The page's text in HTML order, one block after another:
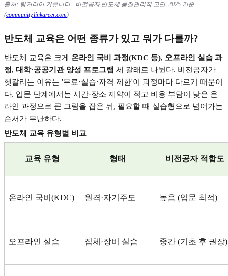
출처: 링커리어 커뮤니티- 비전공자 반도체 품질관리직 고민, 2025 기준
(community.linkareer.com)
반도체 교육은 어떤 종류가 있고 뭐가 다를까?
반도체 교육은 크게 온라인 국비 과정(KDC 등), 오프라인 실습 과
정, 대학·공공기관 양성 프로그램 세 갈래로 나뉜다. 비전공자가
헷갈리는 이유는 '무료·실습·자격 제한'이 과정마다 다르기 때문이
다. 입문 단계에서는 시간·장소 제약이 적고 비용 부담이 낮은 온
라인 과정으로 큰 그림을 잡은 뒤 , 필요할 때 실습형으로 넘어가는
순서가 무난하다.
반도체 교육 유형별 비교
교육 유형 형태 비전공자 적합도
온라인 국비 (KDC) 원격·자기주도 높음 (입문 최적)
오프라인 실습 집체 ·장비 실습 중간 (기초 후 권장)